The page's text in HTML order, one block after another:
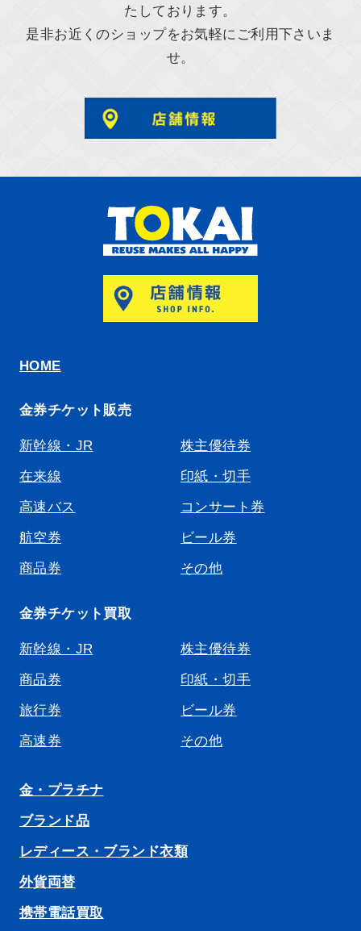
たしております。
是非お近くのショップをお気軽にご利用下さいま
せ。
HOME
金券チケット販売
新幹線・JR
株主優待券
在来線
印紙・切手
高速バス
コンサート券
航空券
ビール券
商品券
その他
金券チケット買取
新幹線・JR
株主優待券
商品券
印紙・切手
旅行券
ビール券
高速券
その他
金・プラチナ
ブランド品
レディース・ブランド衣類
外貨両替
携帯電話買取